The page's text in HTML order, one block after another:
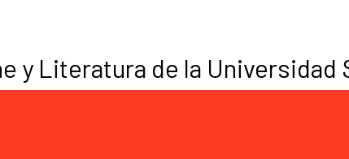
y Literatura de la Universidad